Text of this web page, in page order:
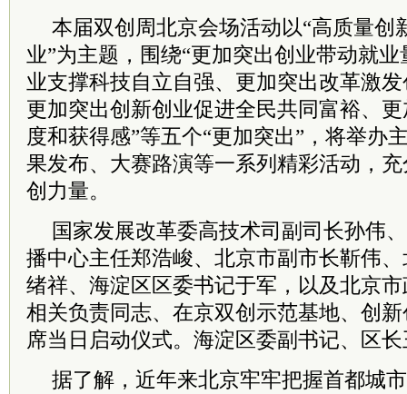
本届双创周北京会场活动以“高质量创
业”为主题，围绕“更加突出创业带动就
业支撑科技自立自强、更加突出改革激
更加突出创新创业促进全民共同富裕、
度和获得感”等五个“更加突出”，将举办
果发布、大赛路演等一系列精彩活动，
创力量。
国家发展改革委高技术司副司长孙伟
播中心主任郑浩峻、北京市副市长靳伟
绪祥、海淀区区委书记于军，以及北京
相关负责同志、在京双创示范基地、创
席当日启动仪式。海淀区委副书记、区
据了解，近年来北京牢牢把握首都城